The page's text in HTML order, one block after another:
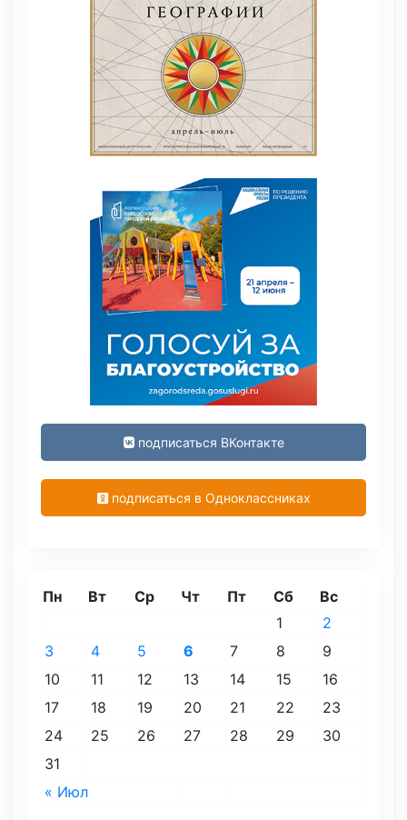
подписаться ВКонтакте
подписаться в Одноклассниках
Пн Вт Ср Чт Пт Сб Вс
« Июл
1
2
3
4 5 6 7 8
9
10
11 12 13 14 15
16
17
18 19 20 21 22
23
24
25 26 27 28 29
30
31